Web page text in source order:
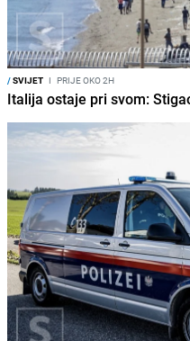
/SVIJET I PRIJE OKO 2H
Italija ostaje pri svom: